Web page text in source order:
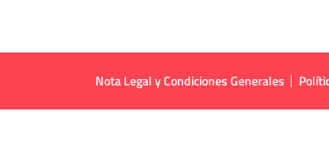
Nota Legal y Condiciones Generales